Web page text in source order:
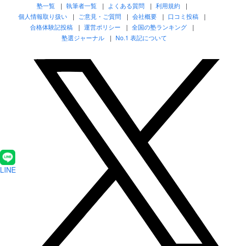
塾一覧 執筆者一覧 よくある質問
利用規約
個人情報取り扱い
ご意見・ご質問 会社概要
口コミ投稿
合格体験記投稿
運営ポリシー
全国の塾ランキング
塾選ジャーナル
No.1 表記について
LINE